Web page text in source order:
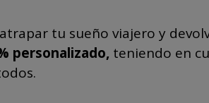
tu sueño viajero y
personalizado, teniendo en